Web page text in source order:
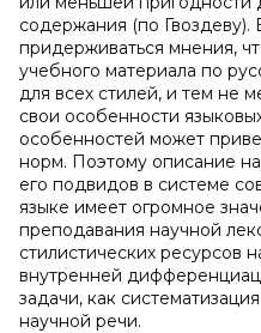
содержания (по Гвоздеву).
придерживаться мнения,
учебного материала по
для всех стилей, и тем не
свои особенности
особенностей может
норм. Поэтому описание
его подвидов в системе
языке имеет огромное
преподавания научной
стилистических ресурсов
внутренней
задачи, как
научной речи.